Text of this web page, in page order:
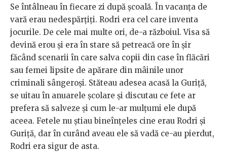
Se întâlneau în fiecare zi după școală. În vacanța de
vară erau nedespărțiți. Rodri era cel care inventa
jocurile. De cele mai multe ori, de-a războiul. Visa să
devină erou și era în stare să petreacă ore în șir
făcând scenarii în care salva copii din case în flăcări
sau femei lipsite de apărare din mâinile unor
criminali sângeroși. Stăteau adesea acasă la Guriță,
se uitau în anuarele școlare și discutau ce fete ar
prefera să salveze și cum le-ar mulțumi ele după
aceea. Fetele nu știau bineînțeles cine erau Rodri și
Guriță, dar în curând aveau ele să vadă ce-au pierdut,
Rodri era sigur de asta.